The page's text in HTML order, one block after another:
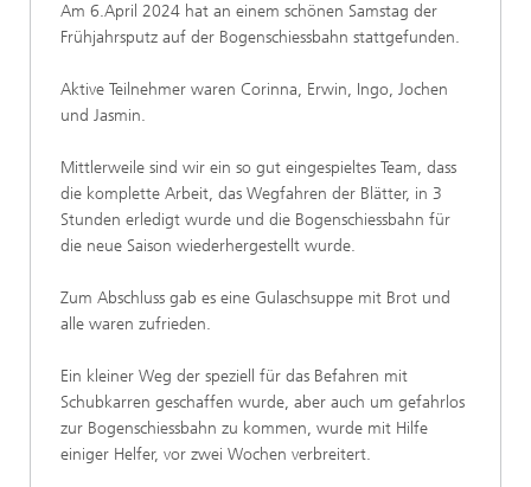
Am 6.April 2024 hat an einem schönen Samstag der
Frühjahrsputz auf der Bogenschiessbahn stattgefunden.
Aktive Teilnehmer waren Corinna, Erwin, Ingo, Jochen
und Jasmin.
Mittlerweile sind wir ein so gut eingespieltes Team, dass
die komplette Arbeit, das Wegfahren der Blätter, in 3
Stunden erledigt wurde und die Bogenschiessbahn für
die neue Saison wiederhergestellt wurde.
Zum Abschluss gab es eine Gulaschsuppe mit Brot und
alle waren zufrieden.
Ein kleiner Weg der speziell für das Befahren mit
Schubkarren geschaffen wurde, aber auch um gefahrlos
zur Bogenschiessbahn zu kommen, wurde mit Hilfe
einiger Helfer, vor zwei Wochen verbreitert.